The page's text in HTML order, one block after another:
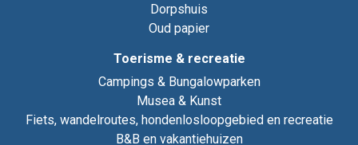
Dorpshuis
Oud papier
Toerisme & recreatie
Campings & Bungalowparken
Musea & Kunst
Fiets, wandelroutes, hondenlosloopgebied en recreatie
B&B en vakantiehuizen